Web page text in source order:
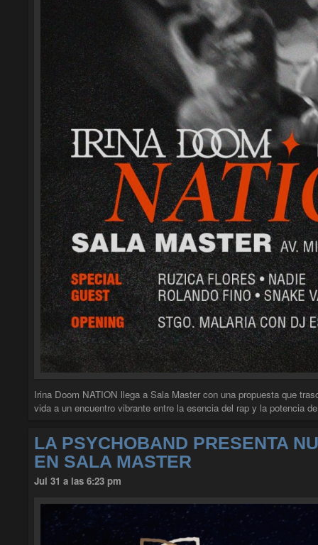
Irina Doom NATION llega a Sala Master con una propuesta que
vida a un encuentro vibrante entre la esencia del rap y la potencia
LA PSYCHOBAND PRESENTA
EN SALA MASTER
Jul 31 a las 6:23 pm